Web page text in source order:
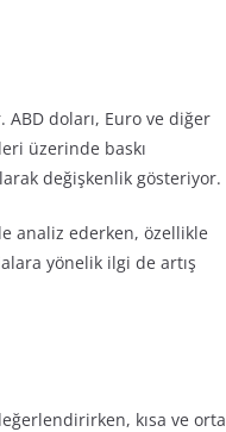
doları, Euro ve diğer
üzerinde baskı
değişkenlik gösteriyor.
analiz ederken, özellikle
yönelik ilgi de artış
kısa ve orta